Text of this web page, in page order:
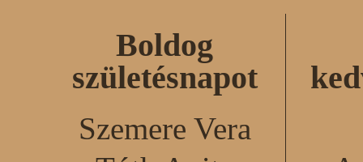
Boldog
születésnapot
Szemere Vera